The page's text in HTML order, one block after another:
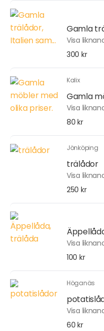
Gamla
Visa
300 kr
Kalix
Gamla
Visa
80 kr
Jönköping
trälådor
Visa
250 kr
Visa
100 kr
Höganäs
Visa
60 kr